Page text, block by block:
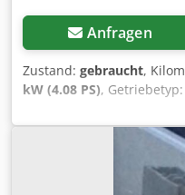
Anfragen
Zustand: gebraucht,
kW (4.08 PS), Getriebetyp:
Baujahr:2006,
Bovenden, Hatz
GEWÄHR, Änderungen,
vorbehalten! Dwjdpfoxy